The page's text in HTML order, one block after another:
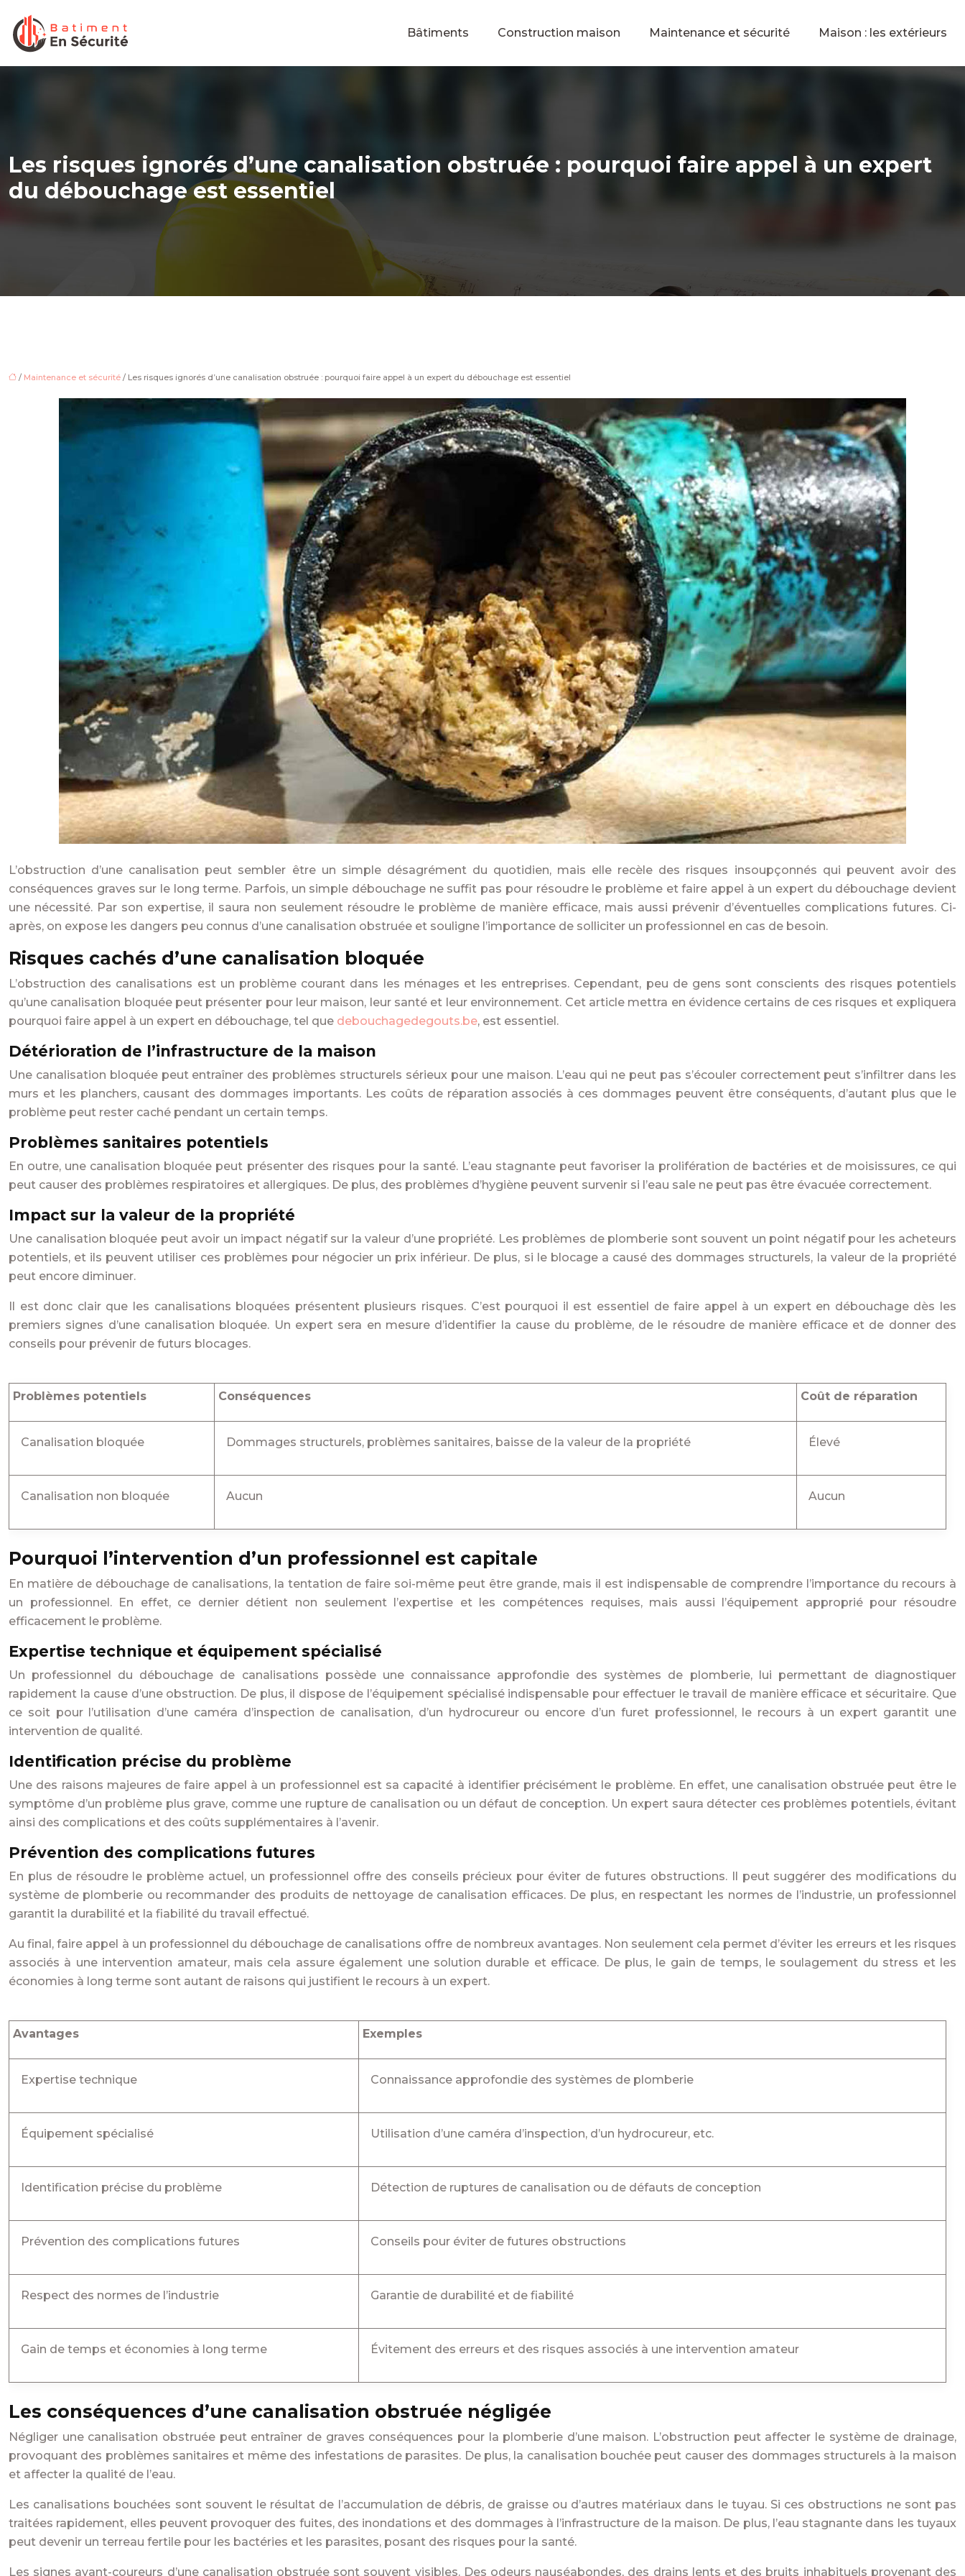
Bâtiments Construction maison Maintenance et sécurité Maison : les extérieurs
Les risques ignorés d’une canalisation obstruée : pourquoi faire appel à un expert
du débouchage est essentiel
/ Maintenance et sécurité / Les risques ignorés d’une canalisation obstruée : pourquoi faire appel à un expert du débouchage est essentiel
L’obstruction d’une canalisation peut sembler être un simple désagrément du quotidien, mais elle recèle des risques insoupçonnés qui peuvent avoir des
conséquences graves sur le long terme. Parfois, un simple débouchage ne suffit pas pour résoudre le problème et faire appel à un expert du débouchage devient
une nécessité. Par son expertise, il saura non seulement résoudre le problème de manière efficace, mais aussi prévenir d’éventuelles complications futures. Ci-
après, on expose les dangers peu connus d’une canalisation obstruée et souligne l’importance de solliciter un professionnel en cas de besoin.
Risques cachés d’une canalisation bloquée
L’obstruction des canalisations est un problème courant dans les ménages et les entreprises. Cependant, peu de gens sont conscients des risques potentiels
qu’une canalisation bloquée peut présenter pour leur maison, leur santé et leur environnement. Cet article mettra en évidence certains de ces risques et expliquera
pourquoi faire appel à un expert en débouchage, tel que debouchagedegouts.be, est essentiel.
Détérioration de l’infrastructure de la maison
Une canalisation bloquée peut entraîner des problèmes structurels sérieux pour une maison. L’eau qui ne peut pas s’écouler correctement peut s’infiltrer dans les
murs et les planchers, causant des dommages importants. Les coûts de réparation associés à ces dommages peuvent être conséquents, d’autant plus que le
problème peut rester caché pendant un certain temps.
Problèmes sanitaires potentiels
En outre, une canalisation bloquée peut présenter des risques pour la santé. L’eau stagnante peut favoriser la prolifération de bactéries et de moisissures, ce qui
peut causer des problèmes respiratoires et allergiques. De plus, des problèmes d’hygiène peuvent survenir si l’eau sale ne peut pas être évacuée correctement.
Impact sur la valeur de la propriété
Une canalisation bloquée peut avoir un impact négatif sur la valeur d’une propriété. Les problèmes de plomberie sont souvent un point négatif pour les acheteurs
potentiels, et ils peuvent utiliser ces problèmes pour négocier un prix inférieur. De plus, si le blocage a causé des dommages structurels, la valeur de la propriété
peut encore diminuer.
Il est donc clair que les canalisations bloquées présentent plusieurs risques. C’est pourquoi il est essentiel de faire appel à un expert en débouchage dès les
premiers signes d’une canalisation bloquée. Un expert sera en mesure d’identifier la cause du problème, de le résoudre de manière efficace et de donner des
conseils pour prévenir de futurs blocages.
Problèmes potentiels Conséquences Coût de réparation
Canalisation bloquée Dommages structurels, problèmes sanitaires, baisse de la valeur de la propriété Élevé
Canalisation non bloquée Aucun Aucun
Pourquoi l’intervention d’un professionnel est capitale
En matière de débouchage de canalisations, la tentation de faire soi-même peut être grande, mais il est indispensable de comprendre l’importance du recours à
un professionnel. En effet, ce dernier détient non seulement l’expertise et les compétences requises, mais aussi l’équipement approprié pour résoudre
efficacement le problème.
Expertise technique et équipement spécialisé
Un professionnel du débouchage de canalisations possède une connaissance approfondie des systèmes de plomberie, lui permettant de diagnostiquer
rapidement la cause d’une obstruction. De plus, il dispose de l’équipement spécialisé indispensable pour effectuer le travail de manière efficace et sécuritaire. Que
ce soit pour l’utilisation d’une caméra d’inspection de canalisation, d’un hydrocureur ou encore d’un furet professionnel, le recours à un expert garantit une
intervention de qualité.
Identification précise du problème
Une des raisons majeures de faire appel à un professionnel est sa capacité à identifier précisément le problème. En effet, une canalisation obstruée peut être le
symptôme d’un problème plus grave, comme une rupture de canalisation ou un défaut de conception. Un expert saura détecter ces problèmes potentiels, évitant
ainsi des complications et des coûts supplémentaires à l’avenir.
Prévention des complications futures
En plus de résoudre le problème actuel, un professionnel offre des conseils précieux pour éviter de futures obstructions. Il peut suggérer des modifications du
système de plomberie ou recommander des produits de nettoyage de canalisation efficaces. De plus, en respectant les normes de l’industrie, un professionnel
garantit la durabilité et la fiabilité du travail effectué.
Au final, faire appel à un professionnel du débouchage de canalisations offre de nombreux avantages. Non seulement cela permet d’éviter les erreurs et les risques
associés à une intervention amateur, mais cela assure également une solution durable et efficace. De plus, le gain de temps, le soulagement du stress et les
économies à long terme sont autant de raisons qui justifient le recours à un expert.
Avantages Exemples
Expertise technique Connaissance approfondie des systèmes de plomberie
Équipement spécialisé Utilisation d’une caméra d’inspection, d’un hydrocureur, etc.
Identification précise du problème Détection de ruptures de canalisation ou de défauts de conception
Prévention des complications futures Conseils pour éviter de futures obstructions
Respect des normes de l’industrie Garantie de durabilité et de fiabilité
Gain de temps et économies à long terme Évitement des erreurs et des risques associés à une intervention amateur
Les conséquences d’une canalisation obstruée négligée
Négliger une canalisation obstruée peut entraîner de graves conséquences pour la plomberie d’une maison. L’obstruction peut affecter le système de drainage,
provoquant des problèmes sanitaires et même des infestations de parasites. De plus, la canalisation bouchée peut causer des dommages structurels à la maison
et affecter la qualité de l’eau.
Les canalisations bouchées sont souvent le résultat de l’accumulation de débris, de graisse ou d’autres matériaux dans le tuyau. Si ces obstructions ne sont pas
traitées rapidement, elles peuvent provoquer des fuites, des inondations et des dommages à l’infrastructure de la maison. De plus, l’eau stagnante dans les tuyaux
peut devenir un terreau fertile pour les bactéries et les parasites, posant des risques pour la santé.
Les signes avant-coureurs d’une canalisation obstruée sont souvent visibles. Des odeurs nauséabondes, des drains lents et des bruits inhabituels provenant des